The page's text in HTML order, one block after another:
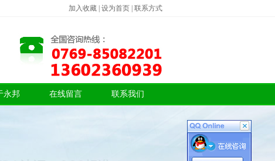
加入收藏 设为首页 联系方式
永邦 在线留言 联系我们